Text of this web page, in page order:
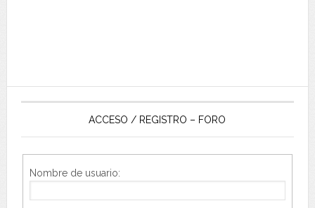
ACCESO / REGISTRO – FORO
Nombre de usuario: